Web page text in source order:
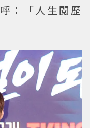
：「人生閱歷